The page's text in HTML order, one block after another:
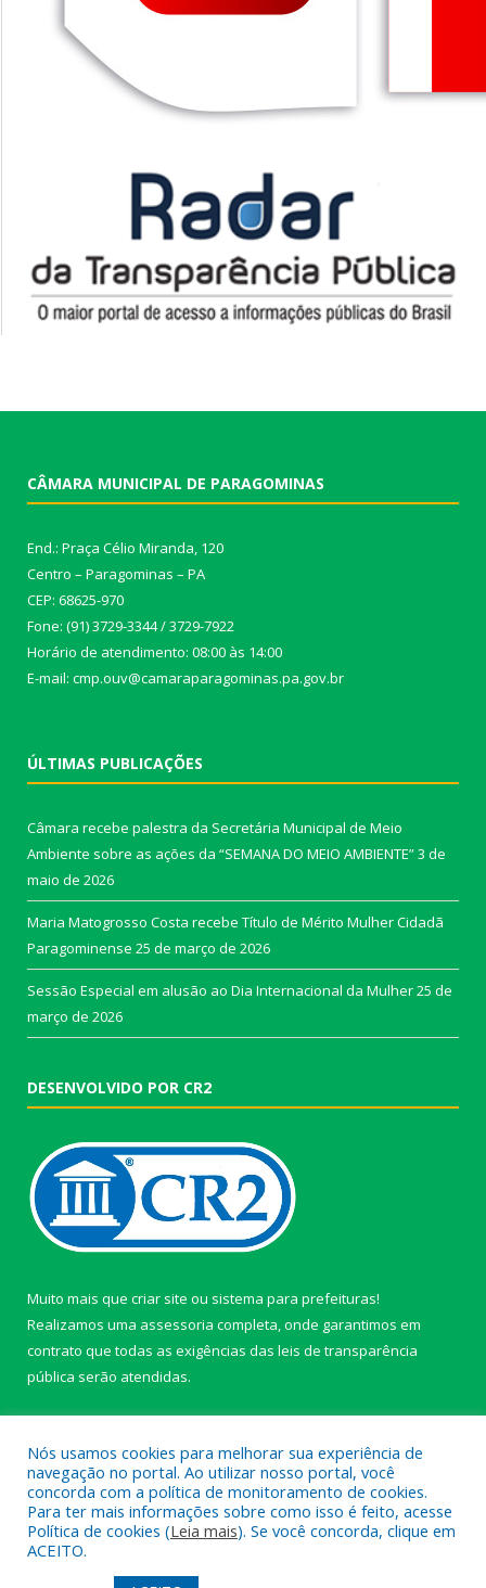
CÂMARA MUNICIPAL DE PARAGOMINAS
End.: Praça Célio Miranda, 120
Centro – Paragominas – PA
CEP: 68625-970
Fone: (91) 3729-3344 / 3729-7922
Horário de atendimento: 08:00 às 14:00
E-mail: cmp.ouv@camaraparagominas.pa.gov.br
ÚLTIMAS PUBLICAÇÕES
Câmara recebe palestra da Secretária Municipal de Meio
Ambiente sobre as ações da “SEMANA DO MEIO AMBIENTE”3 de
maio de 2026
Maria Matogrosso Costa recebe Título de Mérito Mulher Cidadã
Paragominense 25 de março de 2026
Sessão Especial em alusão ao Dia Internacional da Mulher25 de
março de 2026
DESENVOLVIDO POR CR2
Muito mais que criar site ou sistema para prefeituras!
Realizamos uma assessoria completa, onde garantimos em
contrato que todas as exigências das leis de transparência
pública serão atendidas.
Todos os direitos reservados a câmara de Paragominas.
Nós usamos cookies para melhorar sua experiência de
navegação no portal. Ao utilizar nosso portal, você
concorda com a política de monitoramento de cookies.
Para ter mais informações sobre como isso é feito, acesse
Política de cookies (Leia mais). Se você concorda, clique em
ACEITO.